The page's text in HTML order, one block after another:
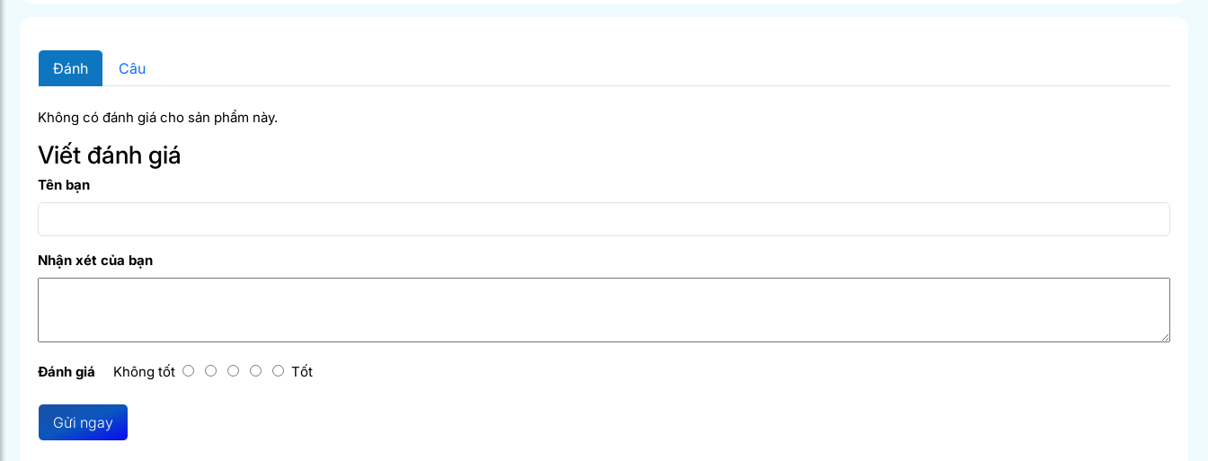
Đánh Câu
Không có đánh giá cho sản phẩm này.
Viết đánh giá
Tên bạn
Nhận xét của bạn
Đánh giá Không tốt Tốt
Gửi ngay